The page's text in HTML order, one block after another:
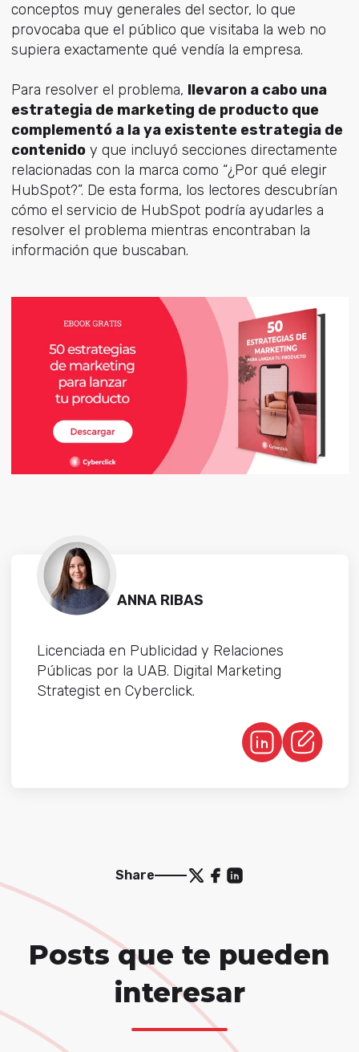
conceptos muy generales del sector, lo que
provocaba que el público que visitaba la web no
supiera exactamente qué vendía la empresa.
Para resolver el problema, llevaron a cabo una
estrategia de marketing de producto que
complementó a la ya existente estrategia de
contenidoy que incluyó secciones directamente
relacionadas con la marca como “¿Por qué elegir
HubSpot?”. De esta forma, los lectores descubrían
cómo el servicio de HubSpot podría ayudarles a
resolver el problema mientras encontraban la
información que buscaban.
ANNA RIBAS
Licenciada en Publicidad y Relaciones
Públicas por la UAB. Digital Marketing
Strategist en Cyberclick.
Share
Posts que te pueden
interesar